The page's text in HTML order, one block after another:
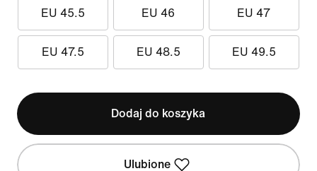
EU 45.5 EU 46 EU 47
EU 47.5 EU 48.5 EU 49.5
Dodaj do koszyka
Ulubione